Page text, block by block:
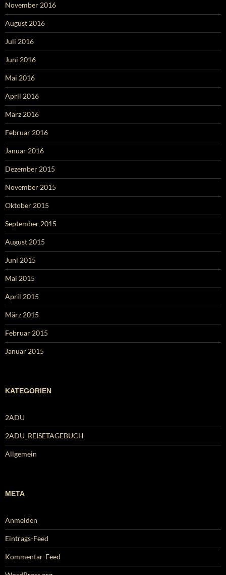
November 2016
August 2016
Juli 2016
Juni 2016
Mai 2016
April 2016
März 2016
Februar 2016
Januar 2016
Dezember 2015
November 2015
Oktober 2015
September 2015
August 2015
Juni 2015
Mai 2015
April 2015
März 2015
Februar 2015
Januar 2015
KATEGORIEN
2ADU
2ADU_REISETAGEBUCH
Allgemein
META
Anmelden
Eintrags-Feed
Kommentar-Feed